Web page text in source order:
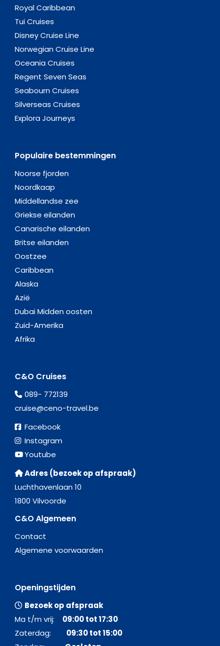
Royal Caribbean
Tui Cruises
Disney Cruise Line
Norwegian Cruise Line
Oceania Cruises
Regent Seven Seas
Seabourn Cruises
Silverseas Cruises
Explora Journeys
Populaire bestemmingen
Noorse fjorden
Noordkaap
Middellandse zee
Griekse eilanden
Canarische eilanden
Britse eilanden
Oostzee
Caribbean
Alaska
Azië
Dubai Midden oosten
Zuid-Amerika
Afrika
C&O Cruises
089- 772139
cruise@ceno-travel.be
Facebook
Instagram
Youtube
Adres (bezoek op afspraak)
Luchthavenlaan 10
1800 Vilvoorde
C&O Algemeen
Contact
Algemene voorwaarden
Openingstijden
Bezoek op afspraak
Ma t/m vrij: 09:00 tot 17:30
Zaterdag: 09:30 tot 15:00